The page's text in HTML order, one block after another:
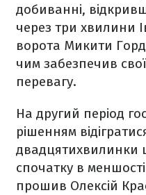
добиванні,
через три хвилини
ворота Микити
чим забезпечив
перевагу.
На другий період
рішенням
двадцятихвилинки
спочатку в
прошив Олексій